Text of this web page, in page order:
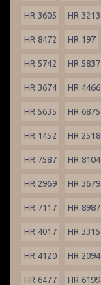
HR 3605 HR 3213
HR 8472 HR 197
HR 5742 HR 5837
HR 3674 HR 4466
HR 5635 HR 6875
HR 1452 HR 2518
HR 7587 HR 8104
HR 2969 HR 3679
HR 7117 HR 8987
HR 4017 HR 3315
HR 4120 HR 2094
HR 6477 HR 6199